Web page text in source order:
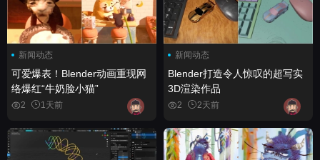
新闻动态
可爱爆表！Blender动画重现网
络爆红“牛奶脸小猫”
2 1天前
新闻动态
Blender打造令人惊叹的超写实
3D渲染作品
2 2天前